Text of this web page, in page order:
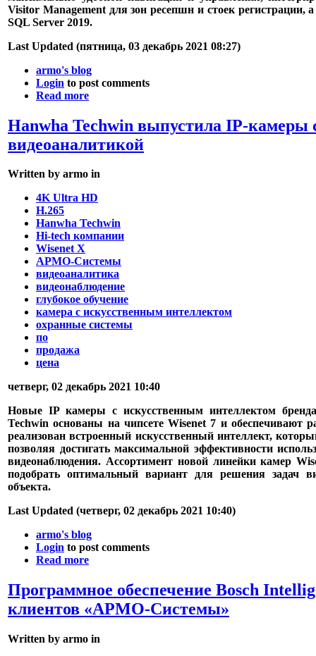
Visitor Management для зон ресепшн и стоек регистрации,
SQL Server 2019.
Last Updated (пятница, 03 декабрь 2021 08:27)
armo's blog
Login to post comments
Read more
Hanwha Techwin выпустила IP-
видеоаналитикой
Written by armo in
4K Ultra HD
H.265
Hanwha Techwin
Hi-tech компании
Wisenet X
АРМО-Системы
видеоаналитика
видеонаблюдение
глубокое обучение
камера с искусственным интеллектом
охранные системы
по
продажа
цена
четверг, 02 декабрь 2021 10:40
Новые IP камеры с искусственным интеллектом
Techwin основаны на чипсете Wisenet 7 и
реализован встроенный искусственный интеллект,
позволяя достигать максимальной эффективности
видеонаблюдения. Ассортимент новой линейки камер
подобрать оптимальный вариант для решения задач
объекта.
Last Updated (четверг, 02 декабрь 2021 10:40)
armo's blog
Login to post comments
Read more
Программное обеспечение Bosch
клиентов «АРМО-Системы»
Written by armo in